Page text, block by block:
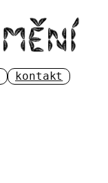
kontakt